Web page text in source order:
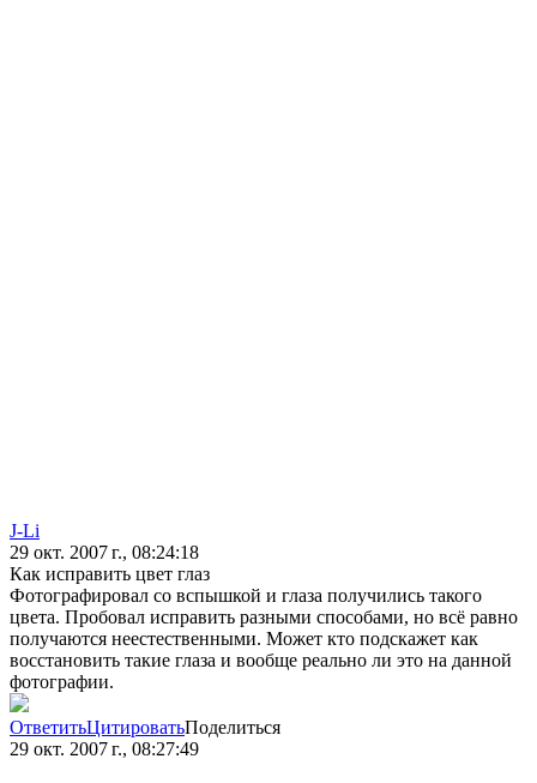
J-Li
29 окт. 2007 г., 08:24:18
Как исправить цвет глаз
Фотографировал со вспышкой и глаза получились такого
цвета. Пробовал исправить разными способами, но всё равно
получаются неестественными. Может кто подскажет как
восстановить такие глаза и вообще реально ли это на данной
фотографии.
ОтветитьЦитироватьПоделиться
29 окт. 2007 г., 08:27:49